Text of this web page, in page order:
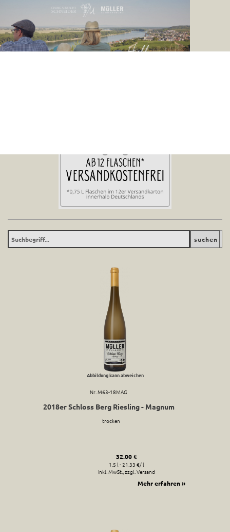
Abbildung kann abweichen
Nr. M63-18MAG
2018er Schloss Berg Riesling - Magnum
trocken
32.00 €
1.5 l - 21.33 €/ l
inkl. MwSt., zzgl. Versand
Mehr erfahren »